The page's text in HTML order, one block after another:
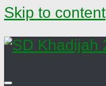
Skip to content